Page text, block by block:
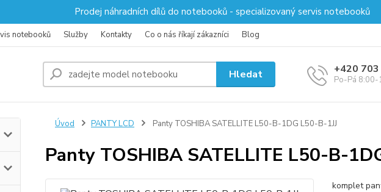
Prodej náhradních dílů do notebooků - specializovaný servis notebooků
notebooků Služby Kontakty Co o nás říkají zákazníci Blog
Hledat +420
Po-Pá
Úvod PANTY LCD Panty TOSHIBA SATELLITE L50-B-1DG L50-B-1JJ
Panty TOSHIBA SATELLITE L50-B-
komplet